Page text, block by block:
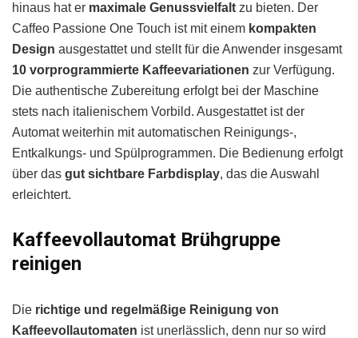
hinaus hat er maximale Genussvielfalt zu bieten. Der
Caffeo Passione One Touch ist mit einem kompakten
Design ausgestattet und stellt für die Anwender insgesamt
10 vorprogrammierte Kaffeevariationen zur Verfügung.
Die authentische Zubereitung erfolgt bei der Maschine
stets nach italienischem Vorbild. Ausgestattet ist der
Automat weiterhin mit automatischen Reinigungs-,
Entkalkungs- und Spülprogrammen. Die Bedienung erfolgt
über das gut sichtbare Farbdisplay, das die Auswahl
erleichtert.
Kaffeevollautomat Brühgruppe
reinigen
Die richtige und regelmäßige Reinigung von
Kaffeevollautomaten ist unerlässlich, denn nur so wird